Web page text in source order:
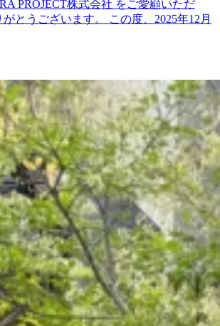
PROJECT株式会社 をご愛顧いただ
とうございます。 この度、2025年12月